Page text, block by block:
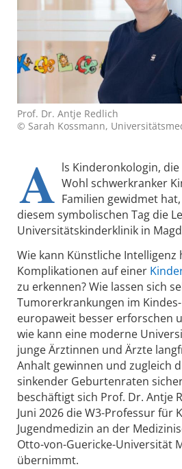
Prof. Dr. Antje Redlich
© Sarah Kossmann,
A ls Kinderonkologin,
Wohl schwerkranker
Familien gewidmet
diesem symbolischen Tag die
Universitätskinderklinik in
Wie kann Künstliche Intelligenz
Komplikationen auf einer
zu erkennen? Wie lassen sich
Tumorerkrankungen im
europaweit besser erforschen
wie kann eine moderne
junge Ärztinnen und Ärzte
Anhalt gewinnen und zugleich
sinkender Geburtenraten
beschäftigt sich Prof. Dr. Antje
Juni 2026 die W3-Professur für
Jugendmedizin an der
Otto-von-Guericke-Universität
übernimmt.